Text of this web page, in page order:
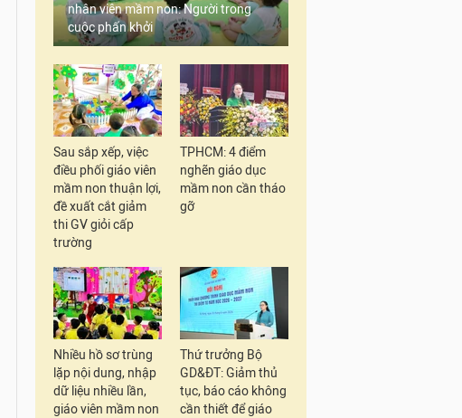
nhân viên mầm non: Người trong
cuộc phấn khởi
Sau sắp xếp, việc
điều phối giáo viên
mầm non thuận lợi,
đề xuất cắt giảm
thi GV giỏi cấp
trường
TPHCM: 4 điểm
nghẽn giáo dục
mầm non cần tháo
gỡ
Nhiều hồ sơ trùng
lặp nội dung, nhập
dữ liệu nhiều lần,
giáo viên mầm non
Thứ trưởng Bộ
GD&ĐT: Giảm thủ
tục, báo cáo không
cần thiết để giáo